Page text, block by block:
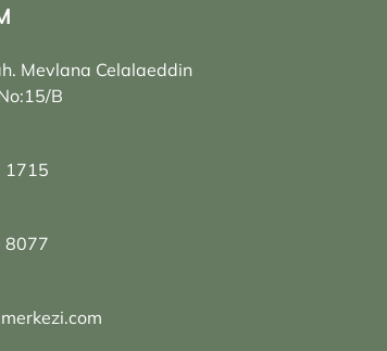
Mevlana Celalaeddin
B
1715
8077